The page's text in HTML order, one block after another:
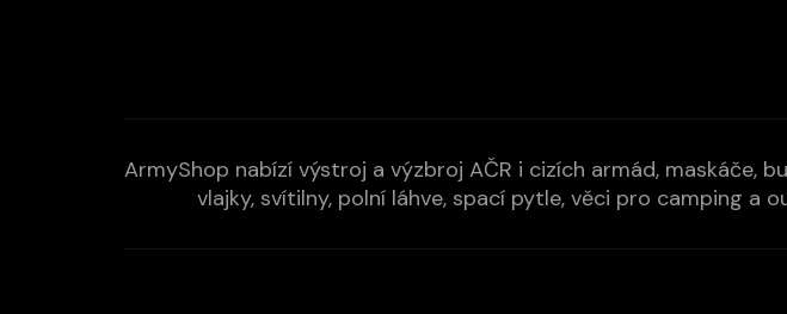
ArmyShop nabízí výstroj a výzbroj AČR i cizích armád, maskáče,
vlajky, svítilny, polní láhve, spací pytle, věci pro camping a